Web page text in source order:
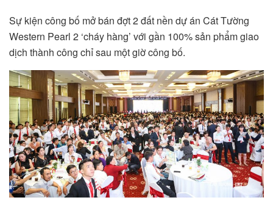
Sự kiện công bố mở bán đợt 2 đất nền dự án Cát Tường
Western Pearl 2 ‘cháy hàng’ với gần 100% sản phẩm giao
dịch thành công chỉ sau một giờ công bố.